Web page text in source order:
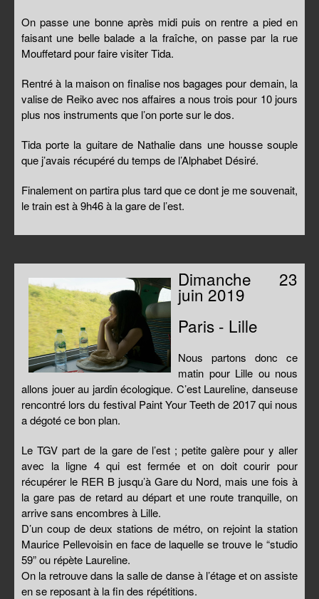
On passe une bonne après midi puis on rentre a pied en
faisant une belle balade a la fraîche, on passe par la rue
Mouffetard pour faire visiter Tida.
Rentré à la maison on finalise nos bagages pour demain, la
valise de Reiko avec nos affaires a nous trois pour 10 jours
plus nos instruments que l’on porte sur le dos.
Tida porte la guitare de Nathalie dans une housse souple
que j’avais récupéré du temps de l’Alphabet Désiré.
Finalement on partira plus tard que ce dont je me souvenait,
le train est à 9h46 à la gare de l’est.
Dimanche 23
juin 2019
Paris - Lille
Nous partons donc ce
matin pour Lille ou nous
allons jouer au jardin écologique. C’est Laureline, danseuse
rencontré lors du festival Paint Your Teeth de 2017 qui nous
a dégoté ce bon plan.
Le TGV part de la gare de l’est ; petite galère pour y aller
avec la ligne 4 qui est fermée et on doit courir pour
récupérer le RER B jusqu’à Gare du Nord, mais une fois à
la gare pas de retard au départ et une route tranquille, on
arrive sans encombres à Lille.
D’un coup de deux stations de métro, on rejoint la station
Maurice Pellevoisin en face de laquelle se trouve le “studio
59” ou répète Laureline.
On la retrouve dans la salle de danse à l’étage et on assiste
en se reposant à la fin des répétitions.